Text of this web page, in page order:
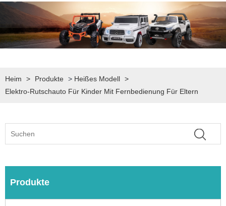
Heim > Produkte > Heißes Modell >
Elektro-Rutschauto Für Kinder Mit Fernbedienung Für Eltern
Produkte